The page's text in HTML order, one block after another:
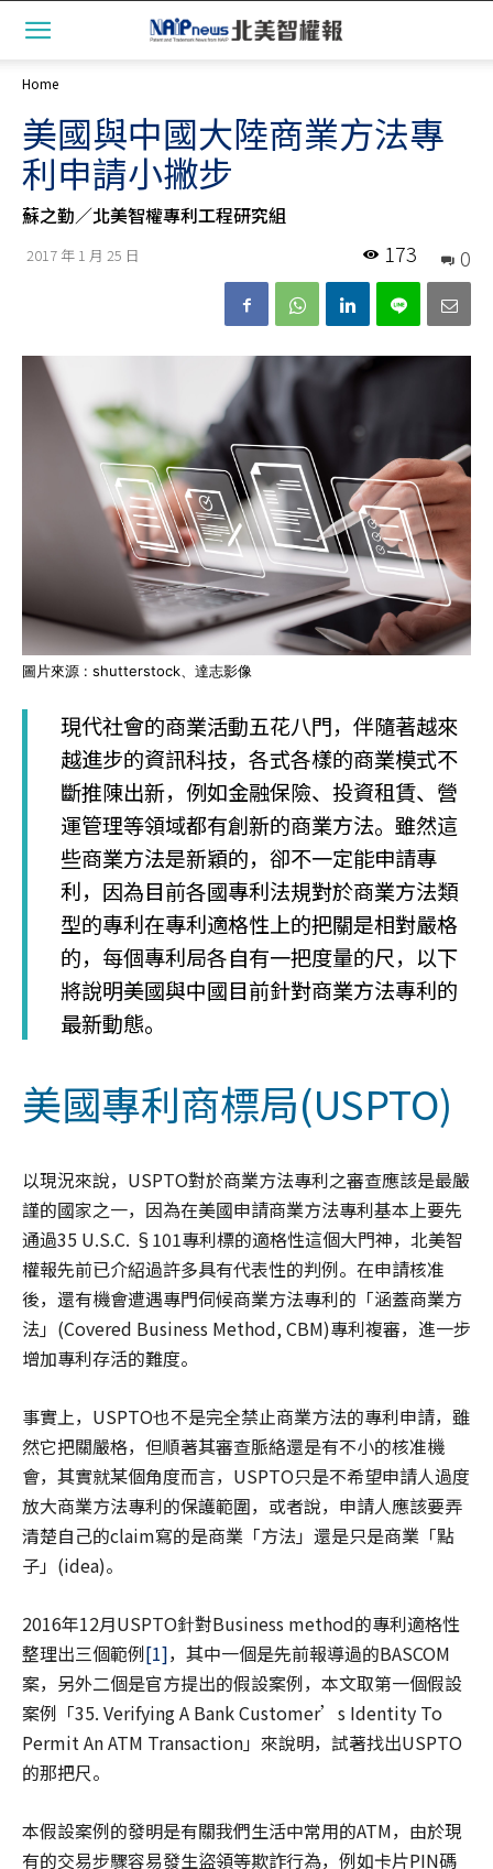
Home
美國與中國大陸商業方法專
利申請小撇步
蘇之勤／北美智權專利工程研究組
2017 年 1 月 25 日 0
173
圖片來源 : shutterstock、達志影像
現代社會的商業活動五花八門，伴隨著越來
越進步的資訊科技，各式各樣的商業模式不
斷推陳出新，例如金融保險、投資租賃、營
運管理等領域都有創新的商業方法。雖然這
些商業方法是新穎的，卻不一定能申請專
利，因為目前各國專利法規對於商業方法類
型的專利在專利適格性上的把關是相對嚴格
的，每個專利局各自有一把度量的尺，以下
將說明美國與中國目前針對商業方法專利的
最新動態。
美國專利商標局(USPTO)
以現況來說，USPTO對於商業方法專利之審查應該是最嚴
謹的國家之一，因為在美國申請商業方法專利基本上要先
通過35 U.S.C. §101專利標的適格性這個大門神，北美智
權報先前已介紹過許多具有代表性的判例。在申請核准
後，還有機會遭遇專門伺候商業方法專利的「涵蓋商業方
法」(Covered Business Method, CBM)專利複審，進一步
增加專利存活的難度。
事實上，USPTO也不是完全禁止商業方法的專利申請，雖
然它把關嚴格，但順著其審查脈絡還是有不小的核准機
會，其實就某個角度而言，USPTO只是不希望申請人過度
放大商業方法專利的保護範圍，或者說，申請人應該要弄
清楚自己的claim寫的是商業「方法」還是只是商業「點
子」(idea)。
2016年12月USPTO針對Business method的專利適格性
整理出三個範例[1]，其中一個是先前報導過的BASCOM
案，另外二個是官方提出的假設案例，本文取第一個假設
案例「35. Verifying A Bank Customer’s Identity To
Permit An ATM Transaction」來說明，試著找出USPTO
的那把尺。
本假設案例的發明是有關我們生活中常用的ATM，由於現
有的交易步驟容易發生盜領等欺詐行為，例如卡片PIN碼